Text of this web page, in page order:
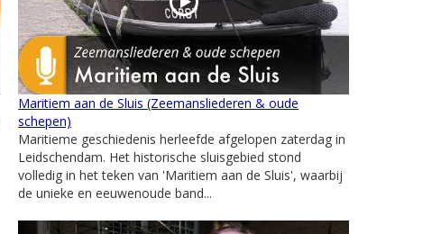
Maritiem aan de Sluis (Zeemansliederen & oude
schepen)
Maritieme geschiedenis herleefde afgelopen zaterdag in
Leidschendam. Het historische sluisgebied stond
volledig in het teken van 'Maritiem aan de Sluis', waarbij
de unieke en eeuwenoude band...